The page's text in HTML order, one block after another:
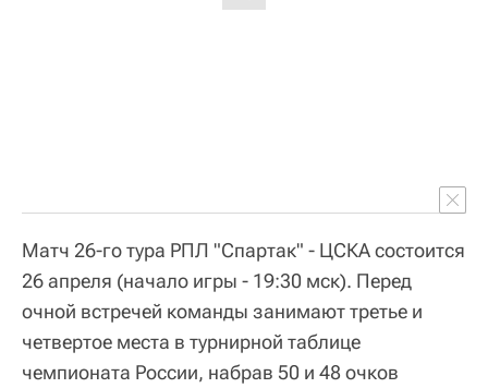
Матч 26-го тура РПЛ "Спартак" - ЦСКА состоится
26 апреля (начало игры - 19:30 мск). Перед
очной встречей команды занимают третье и
четвертое места в турнирной таблице
чемпионата России, набрав 50 и 48 очков